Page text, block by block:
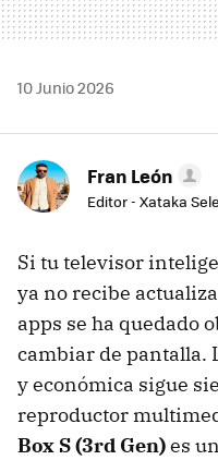
10 Junio 2026
Fran León
Editor - Xataka
Si tu televisor
ya no recibe
apps se ha quedado
cambiar de pantalla.
y económica sigue
reproductor
Box S (3rd Gen)es